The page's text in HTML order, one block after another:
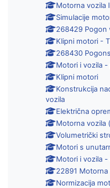
Motorna vozila I
Simulacije
268429 Pogon
Klipni motori -
268430
Motori i vozila
Klipni motori
Konstrukcija
vozila
Električna
Motorna vozila
Volumetrički
Motori s
Motori i vozila
22891 Motorna
Normizacija